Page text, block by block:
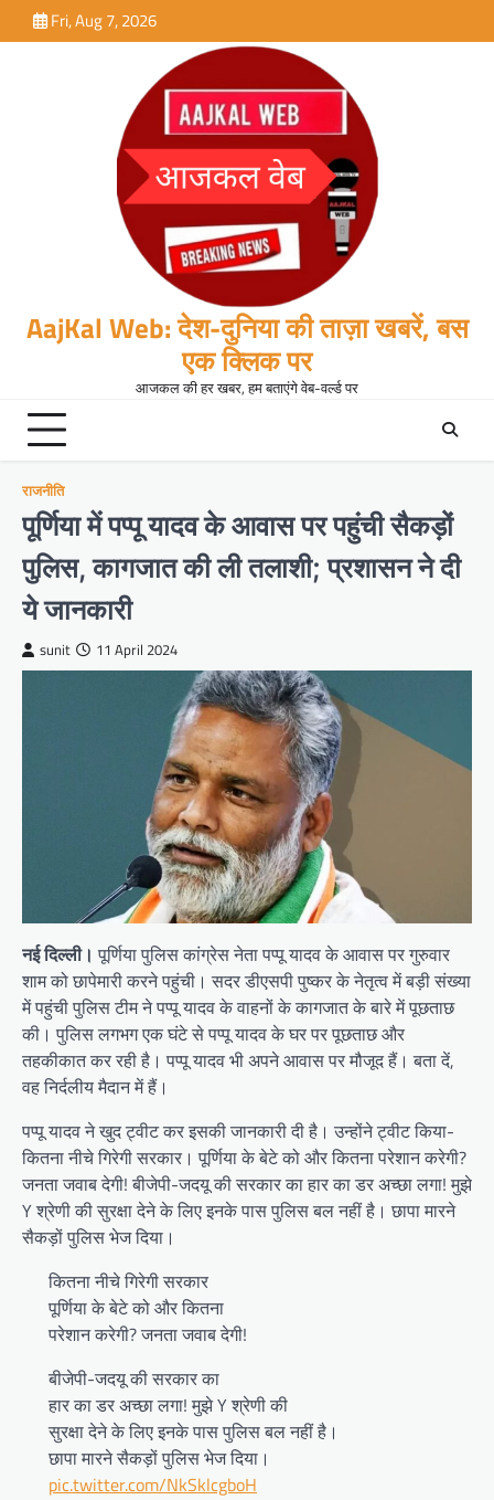
to
Fri, Aug 7, 2026
AajKal Web: देश-दुनिया की ताज़ा खबरें, बस
एक क्लिक पर
आजकल की हर खबर, हम बताएंगे वेब-वर्ल्ड पर
राजनीति
पूर्णिया में पप्पू यादव के आवास पर पहुंची सैकड़ों
पुलिस, कागजात की ली तलाशी; प्रशासन ने दी
ये जानकारी
sunit 11 April 2024
नई दिल्ली। पूर्णिया पुलिस कांग्रेस नेता पप्पू यादव के आवास पर गुरुवार
शाम को छापेमारी करने पहुंची। सदर डीएसपी पुष्कर के नेतृत्व में बड़ी संख्या
में पहुंची पुलिस टीम ने पप्पू यादव के वाहनों के कागजात के बारे में पूछताछ
की। पुलिस लगभग एक घंटे से पप्पू यादव के घर पर पूछताछ और
तहकीकात कर रही है। पप्पू यादव भी अपने आवास पर मौजूद हैं। बता दें,
वह निर्दलीय मैदान में हैं।
पप्पू यादव ने खुद ट्वीट कर इसकी जानकारी दी है। उन्होंने ट्वीट किया-
कितना नीचे गिरेगी सरकार। पूर्णिया के बेटे को और कितना परेशान करेगी?
जनता जवाब देगी! बीजेपी-जदयू की सरकार का हार का डर अच्छा लगा! मुझे
Y श्रेणी की सुरक्षा देने के लिए इनके पास पुलिस बल नहीं है। छापा मारने
सैकड़ों पुलिस भेज दिया।
कितना नीचे गिरेगी सरकार
पूर्णिया के बेटे को और कितना
परेशान करेगी? जनता जवाब देगी!
बीजेपी-जदयू की सरकार का
हार का डर अच्छा लगा! मुझे Y श्रेणी की
सुरक्षा देने के लिए इनके पास पुलिस बल नहीं है।
छापा मारने सैकड़ों पुलिस भेज दिया।
pic.twitter.com/NkSklcgboH